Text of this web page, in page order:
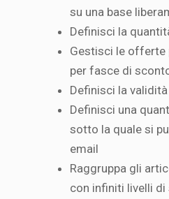
su una base
Definisci la
Gestisci le offerte
per fasce di
Definisci la
Definisci una
sotto la quale si
email
Raggruppa gli
con infiniti livelli